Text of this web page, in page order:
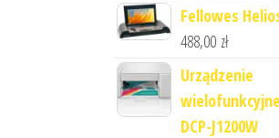
Fellowes
488,00 zł
Urządzenie
DCP-J1200W